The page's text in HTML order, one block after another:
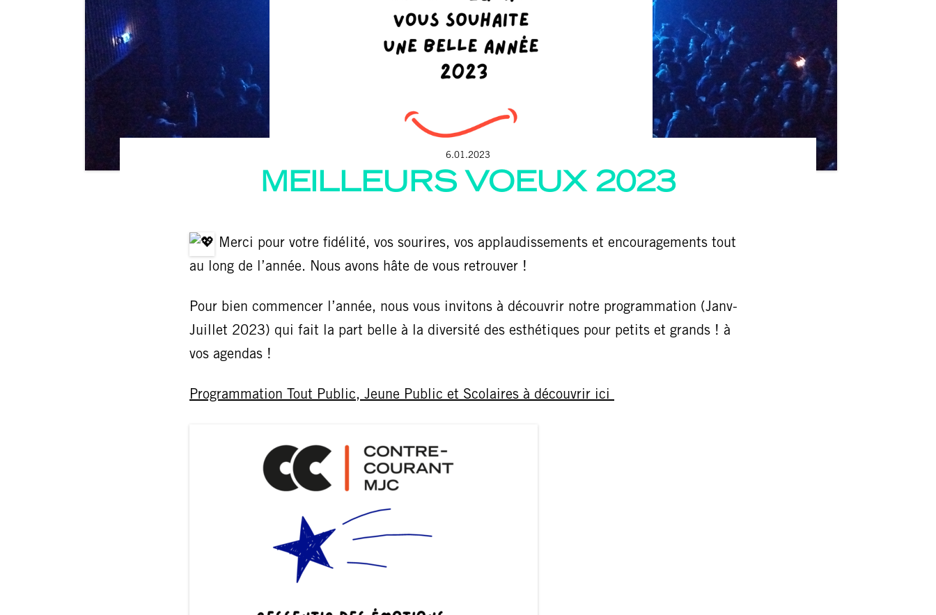
6.01.2023
MEILLEURS VOEUX 2023
Merci pour votre fidélité, vos sourires, vos applaudissements et encouragements tout
au long de l’année. Nous avons hâte de vous retrouver !
Pour bien commencer l’année, nous vous invitons à découvrir notre programmation (Janv-
Juillet 2023) qui fait la part belle à la diversité des esthétiques pour petits et grands ! à
vos agendas !
Programmation Tout Public, Jeune Public et Scolaires à découvrir ici